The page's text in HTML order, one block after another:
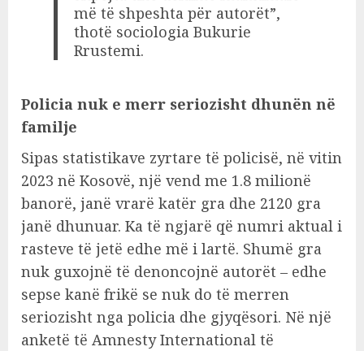
më të shpeshta për autorët”,
thotë sociologia Bukurie
Rrustemi.
Policia nuk e merr seriozisht dhunën në
familje
Sipas statistikave zyrtare të policisë, në vitin
2023 në Kosovë, një vend me 1.8 milionë
banorë, janë vrarë katër gra dhe 2120 gra
janë dhunuar. Ka të ngjarë që numri aktual i
rasteve të jetë edhe më i lartë. Shumë gra
nuk guxojnë të denoncojnë autorët – edhe
sepse kanë frikë se nuk do të merren
seriozisht nga policia dhe gjyqësori. Në një
anketë të Amnesty International të